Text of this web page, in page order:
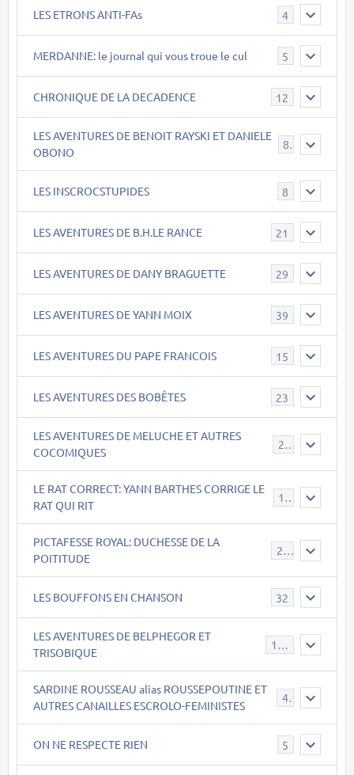
LES ETRONS ANTI-FAs 4
MERDANNE: le journal qui vous troue le cul 5
CHRONIQUE DE LA DECADENCE 12
LES AVENTURES DE BENOIT RAYSKI ET DANIELE
OBONO
8
LES INSCROCSTUPIDES 8
LES AVENTURES DE B.H.LE RANCE 21
LES AVENTURES DE DANY BRAGUETTE 29
LES AVENTURES DE YANN MOIX 39
LES AVENTURES DU PAPE FRANCOIS 15
LES AVENTURES DES BOBÊTES 23
LES AVENTURES DE MELUCHE ET AUTRES
COCOMIQUES
22
LE RAT CORRECT: YANN BARTHES CORRIGE LE
RAT QUI RIT
15
PICTAFESSE ROYAL: DUCHESSE DE LA
POITITUDE
23
LES BOUFFONS EN CHANSON 32
LES AVENTURES DE BELPHEGOR ET
TRISOBIQUE
147
SARDINE ROUSSEAU alias ROUSSEPOUTINE ET
AUTRES CANAILLES ESCROLO-FEMINISTES
40
ON NE RESPECTE RIEN 5